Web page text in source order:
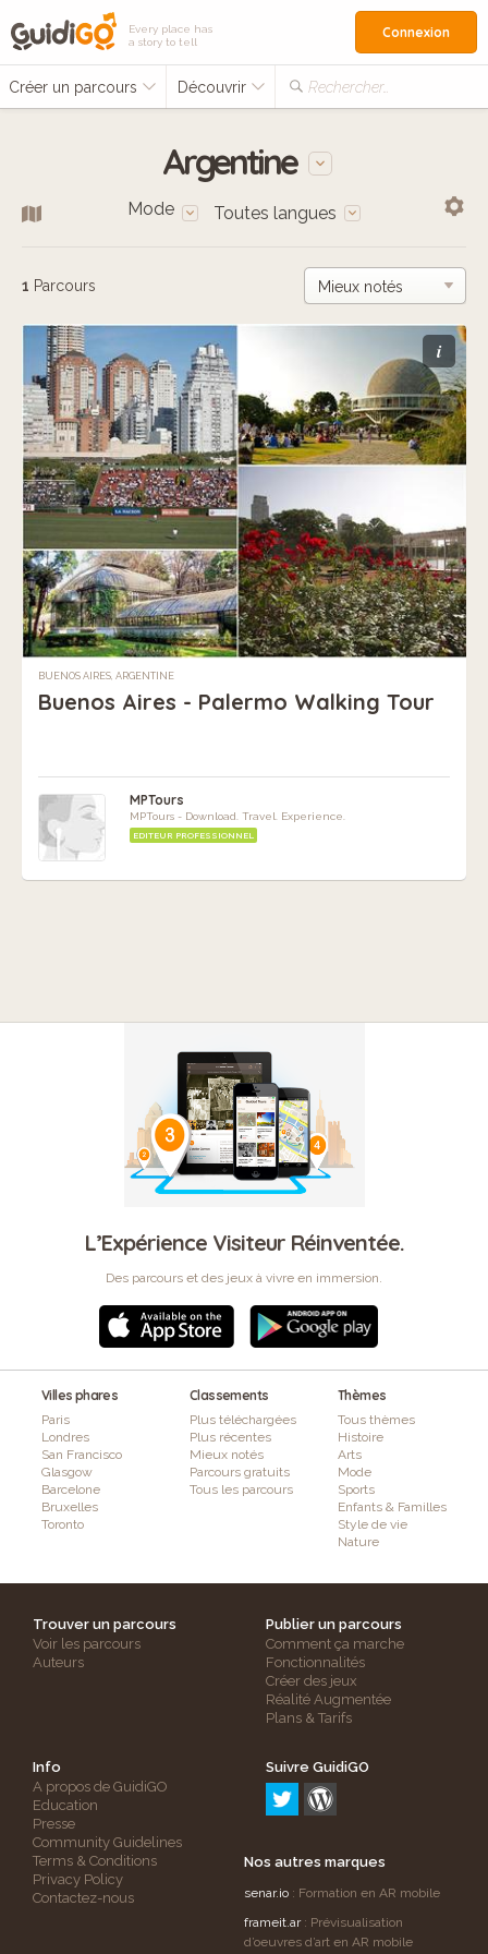
Every place has
a story to tell
Créer un parcours Découvrir Rechercher…
Connexion
Argentine
Mode Toutes langues
1 Parcours
i
BUENOS AIRES, ARGENTINE
Buenos Aires - Palermo Walking Tour
MPTours
MPTours - Download. Travel. Experience.
EDITEUR PROFESSIONNEL
L’Expérience Visiteur Réinventée.
Des parcours et des jeux à vivre en immersion.
Villes phares
Paris
Londres
San Francisco
Glasgow
Barcelone
Bruxelles
Toronto
Classements
Plus téléchargées
Plus récentes
Mieux notés
Parcours gratuits
Tous les parcours
Thèmes
Tous thèmes
Histoire
Arts
Mode
Sports
Enfants & Familles
Style de vie
Nature
Trouver un parcours
Voir les parcours
Auteurs
Publier un parcours
Comment ça marche
Fonctionnalités
Créer des jeux
Réalité Augmentée
Plans & Tarifs
Info
A propos de GuidiGO
Education
Presse
Community Guidelines
Terms & Conditions
Privacy Policy
Contactez-nous
Suivre GuidiGO
Nos autres marques
senar.io : Formation en AR mobile
frameit.ar: Prévisualisation
d’oeuvres d’art en AR mobile